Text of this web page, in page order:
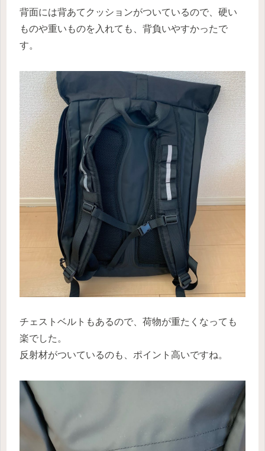
背面には背あてクッションがついているので、硬い
ものや重いものを入れても、背負いやすかったで
す。
チェストベルトもあるので、荷物が重たくなっても
楽でした。
反射材がついているのも、ポイント高いですね。